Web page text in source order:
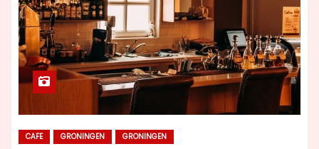
CAFE GRONINGEN GRONINGEN